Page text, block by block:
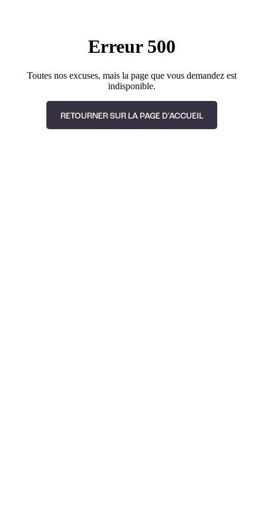
Erreur 500
Toutes nos excuses, mais la page que vous demandez est
indisponible.
RETOURNER SUR LA PAGE D'ACCUEIL